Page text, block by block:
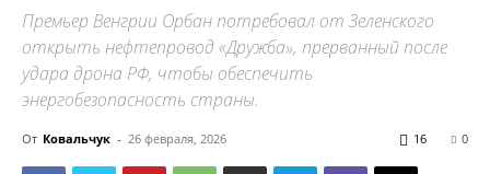
Премьер Венгрии Орбан потребовал от Зеленского
открыть нефтепровод «Дружба», прерванный после
удара дрона РФ, чтобы обеспечить
энергобезопасность страны.
От Ковальчук - 26 февраля, 2026 0
16